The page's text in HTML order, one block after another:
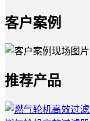
客户案例
推荐产品